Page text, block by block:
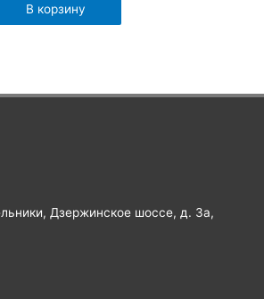
В корзину
Дзержинское шоссе, д. 3а,